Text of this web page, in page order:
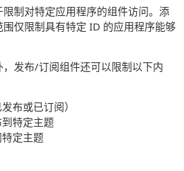
制对特定应用程序的组件访问。添
仅限制具有特定 ID 的应用程序能够
发布/订阅组件还可以限制以下内
布或已订阅）
特定主题
定主题